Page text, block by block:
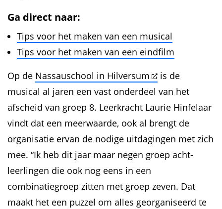
Ga direct naar:
Tips voor het maken van een musical
Tips voor het maken van een eindfilm
Op de Nassauschool in Hilversum
is de
musical al jaren een vast onderdeel van het
afscheid van groep 8. Leerkracht Laurie Hinfelaar
vindt dat een meerwaarde, ook al brengt de
organisatie ervan de nodige uitdagingen met zich
mee. “Ik heb dit jaar maar negen groep acht-
leerlingen die ook nog eens in een
combinatiegroep zitten met groep zeven. Dat
maakt het een puzzel om alles georganiseerd te